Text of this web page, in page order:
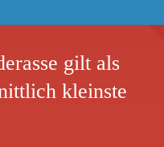
gilt als
kleinste